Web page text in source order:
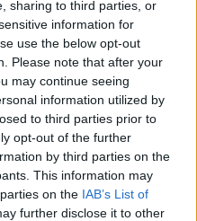
sharing to third parties, or
information for
use the below opt-out
Please note that after your
may continue seeing
information utilized by
to third parties prior to
opt-out of the further
by third parties on the
This information may
on the IAB’s List of
further disclose it to other